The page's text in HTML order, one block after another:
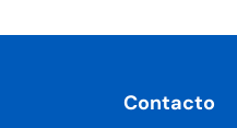
Contacto